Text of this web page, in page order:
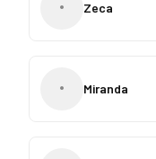
• Zeca
• Miranda